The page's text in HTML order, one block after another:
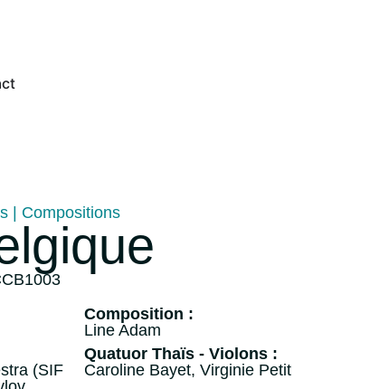
| Compositions
Composition :
Line Adam
(SIF
Quatuor Thaïs - Violons :
Caroline Bayet, Virginie Petit